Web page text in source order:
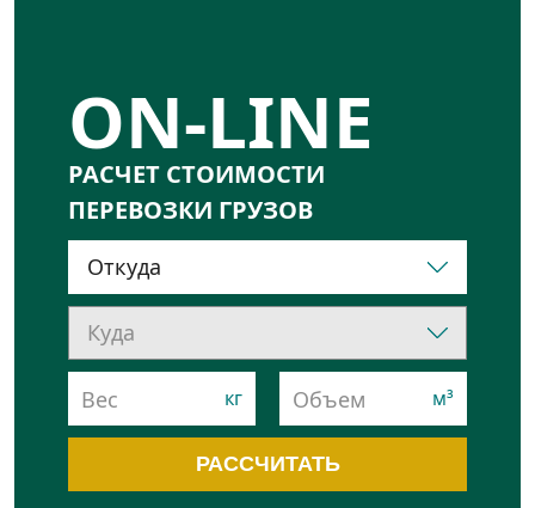
ON-LINE
РАСЧЕТ СТОИМОСТИ
ПЕРЕВОЗКИ ГРУЗОВ
РАССЧИТАТЬ